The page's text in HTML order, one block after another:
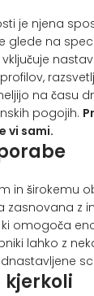
je njena
glede na
na času
pogojih.
vi sami.
in širokemu
zasnovana z
omogoča
lahko z
kjerkoli